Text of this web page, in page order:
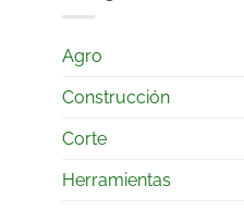
Agro
Construcción
Corte
Herramientas